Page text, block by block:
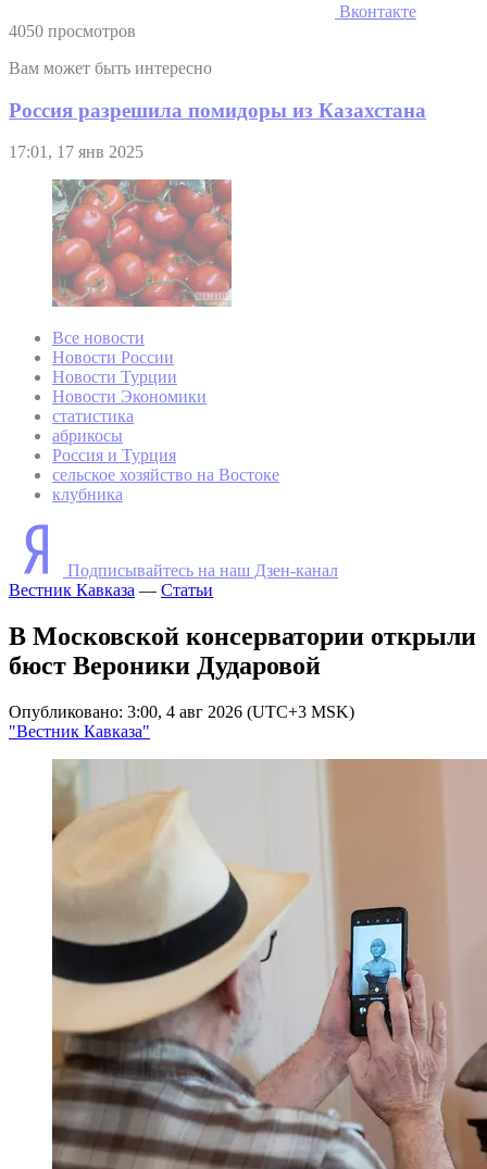
Вконтакте
4050 просмотров
Вам может быть интересно
Россия разрешила помидоры из Казахстана
17:01, 17 янв 2025
Все новости
Новости России
Новости Турции
Новости Экономики
статистика
абрикосы
Россия и Турция
сельское хозяйство на Востоке
клубника
Подписывайтесь на наш Дзен-канал
Вестник Кавказа — Статьи
В Московской консерватории открыли
бюст Вероники Дударовой
Опубликовано: 3:00, 4 авг 2026 (UTC+3 MSK)
"Вестник Кавказа"